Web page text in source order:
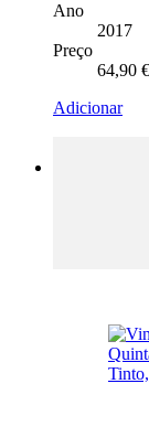
Ano
2017
Preço
64,90 €
Adicionar